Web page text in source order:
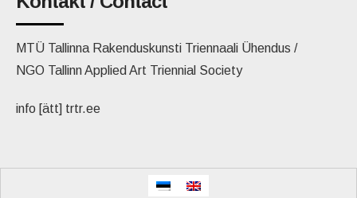
MTÜ Tallinna Rakenduskunsti Triennaali Ühendus /
NGO Tallinn Applied Art Triennial Society
info [ätt] trtr.ee